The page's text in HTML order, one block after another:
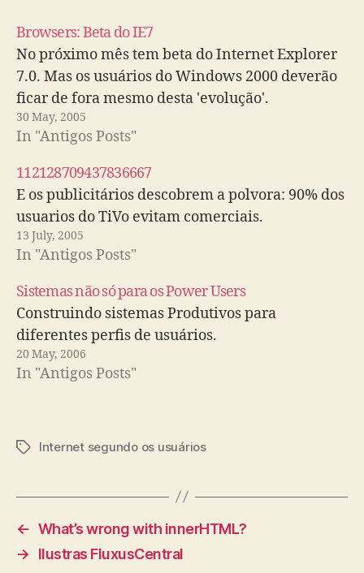
Browsers: Beta do IE7
No próximo mês tem beta do Internet Explorer
7.0. Mas os usuários do Windows 2000 deverão
ficar de fora mesmo desta 'evolução'.
30 May, 2005
In "Antigos Posts"
112128709437836667
E os publicitários descobrem a polvora: 90% dos
usuarios do TiVo evitam comerciais.
13 July, 2005
In "Antigos Posts"
Sistemas não só para os Power Users
Construindo sistemas Produtivos para
diferentes perfis de usuários.
20 May, 2006
In "Antigos Posts"
TagsInternet segundo os usuários
← What’s wrong with innerHTML?
→
Ilustras FluxusCentral